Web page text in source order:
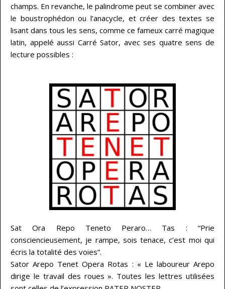
champs. En revanche, le palindrome peut se combiner avec
le boustrophédon ou l’anacycle, et créer des textes se
lisant dans tous les sens, comme ce fameux carré magique
latin, appelé aussi Carré Sator, avec ses quatre sens de
lecture possibles :
Sat Ora Repo Teneto Peraro… Tas : “Prie
consciencieusement, je rampe, sois tenace, c’est moi qui
écris la totalité des voies”.
Sator Arepo Tenet Opera Rotas : « Le laboureur Arepo
dirige le travail des roues ». Toutes les lettres utilisées